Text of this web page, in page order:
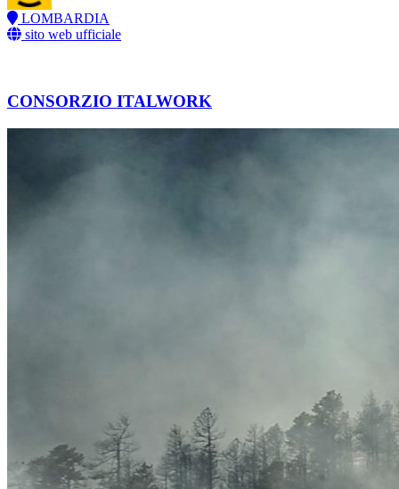
LOMBARDIA
sito web ufficiale
CONSORZIO ITALWORK